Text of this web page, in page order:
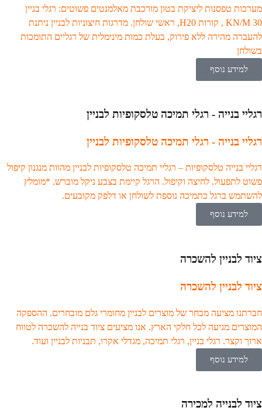
מערכות טפסנות ליציקת בטון מורכבת מאלמנטים פשוטים: רגלי בניין
KN/M 30 , קורות H20, ראשי שולחן. מדרגות חיצוניות לבניין ניתנת
להעברה מהירה ללא פירוק, בעלת כמות מינימלית של רגליים התומכות
בשולחן
למידע נוסף
רגליי בנייה - רגלי תמיכה טלסקופיות לבניין
רגליי בנייה - רגלי תמיכה טלסקופיות לבניין
רגליי בנייה טלסקופיות – רגליי תמיכה טלסקופיות לבניין מהוות מנגנון קיפול
פשוט לתפעול. לחיצה וקיפול. הרגל קיימת בצבע ניקל מוברש. *מומלץ
להשתמש ברגל כתמיכה נוספת לשולחן או דלפק מקובעים.
למידע נוסף
ציוד לבניין להשכרה
ציוד לבניין להשכרה
חברתנו מציעה מבחר של מוצרים לבניין מחומרי גלם מובחרים. ההספקה
המוצרים מגיעה לכל חלקי הארץ. אנו מציעים ציוד בנייה להשכרה לטווח
ארוך וקצר. רגלי בניין, רגלי תמיכה, מגדלי אקרו, תבניות לבניין ועוד.
למידע נוסף
ציוד לבנייה למכירה